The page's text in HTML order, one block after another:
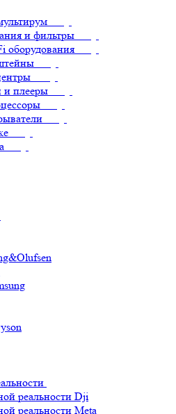
и фильтры
оборудования
и плееры
реальности Dji
реальности Meta